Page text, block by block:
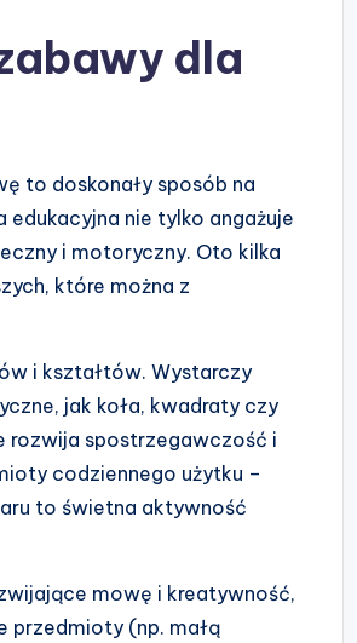
dla
to doskonały sposób na
nie tylko angażuje
i motoryczny. Oto kilka
które można z
i kształtów. Wystarczy
jak koła, kwadraty czy
rozwija spostrzegawczość i
codziennego użytku –
to świetna aktywność
mowę i kreatywność,
przedmioty (np. małą